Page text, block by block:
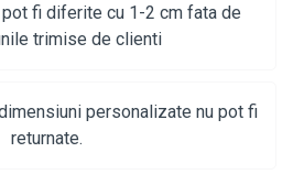
fi diferite cu 1-2 cm fata de
trimise de clienti
personalizate nu pot fi
returnate.